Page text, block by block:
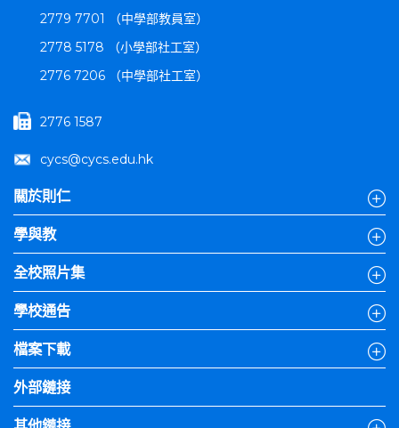
2779 7701 （中學部教員室）
2778 5178 （小學部社工室）
2776 7206 （中學部社工室）
2776 1587
cycs@cycs.edu.hk
關於則仁
學與教
全校照片集
學校通告
檔案下載
外部鏈接